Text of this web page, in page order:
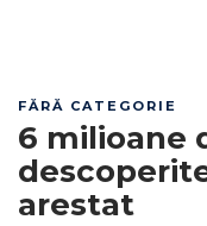
FĂRĂ CATEGORIE
6 milioane
arestat